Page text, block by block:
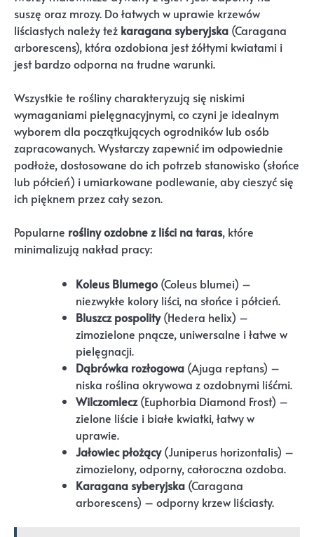
suszę oraz mrozy. Do łatwych w uprawie krzewów
liściastych należy też karagana syberyjska (Caragana
arborescens), która ozdobiona jest żółtymi kwiatami i
jest bardzo odporna na trudne warunki.
Wszystkie te rośliny charakteryzują się niskimi
wymaganiami pielęgnacyjnymi, co czyni je idealnym
wyborem dla początkujących ogrodników lub osób
zapracowanych. Wystarczy zapewnić im odpowiednie
podłoże, dostosowane do ich potrzeb stanowisko (słońce
lub półcień) i umiarkowane podlewanie, aby cieszyć się
ich pięknem przez cały sezon.
Popularne rośliny ozdobne z liści na taras, które
minimalizują nakład pracy:
Koleus Blumego (Coleus blumei) –
niezwykłe kolory liści, na słońce i półcień.
Bluszcz pospolity(Hedera helix) –
zimozielone pnącze, uniwersalne i łatwe w
pielęgnacji.
Dąbrówka rozłogowa (Ajuga reptans) –
niska roślina okrywowa z ozdobnymi liśćmi.
Wilczomlecz(Euphorbia Diamond Frost) –
zielone liście i białe kwiatki, łatwy w
uprawie.
Jałowiec płożący(Juniperus horizontalis) –
zimozielony, odporny, całoroczna ozdoba.
Karagana syberyjska (Caragana
arborescens) – odporny krzew liściasty.